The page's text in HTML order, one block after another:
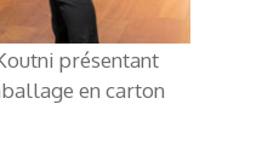
présentant
en carton